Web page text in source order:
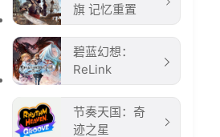
旗 记忆重置
碧蓝幻想：
ReLink
节奏天国：奇
迹之星